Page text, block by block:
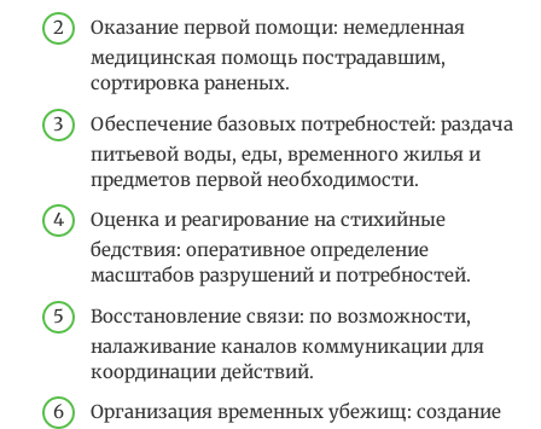
Оказание первой помощи: немедленная
медицинская помощь пострадавшим,
сортировка раненых.
Обеспечение базовых потребностей: раздача
питьевой воды, еды, временного жилья и
предметов первой необходимости.
Оценка и реагирование на стихийные
бедствия: оперативное определение
масштабов разрушений и потребностей.
Восстановление связи: по возможности,
налаживание каналов коммуникации для
координации действий.
Организация временных убежищ: создание